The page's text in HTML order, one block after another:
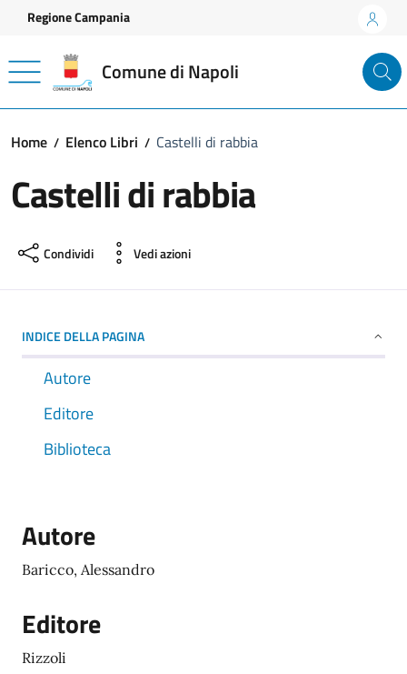
Vai ai contenuti
Vai al footer
Regione Campania
Comune di Napoli
Home Elenco Libri Castelli di rabbia
Castelli di rabbia
Condividi Vedi azioni
INDICE DELLA PAGINA
Autore
Editore
Biblioteca
Autore
Baricco, Alessandro
Editore
Rizzoli